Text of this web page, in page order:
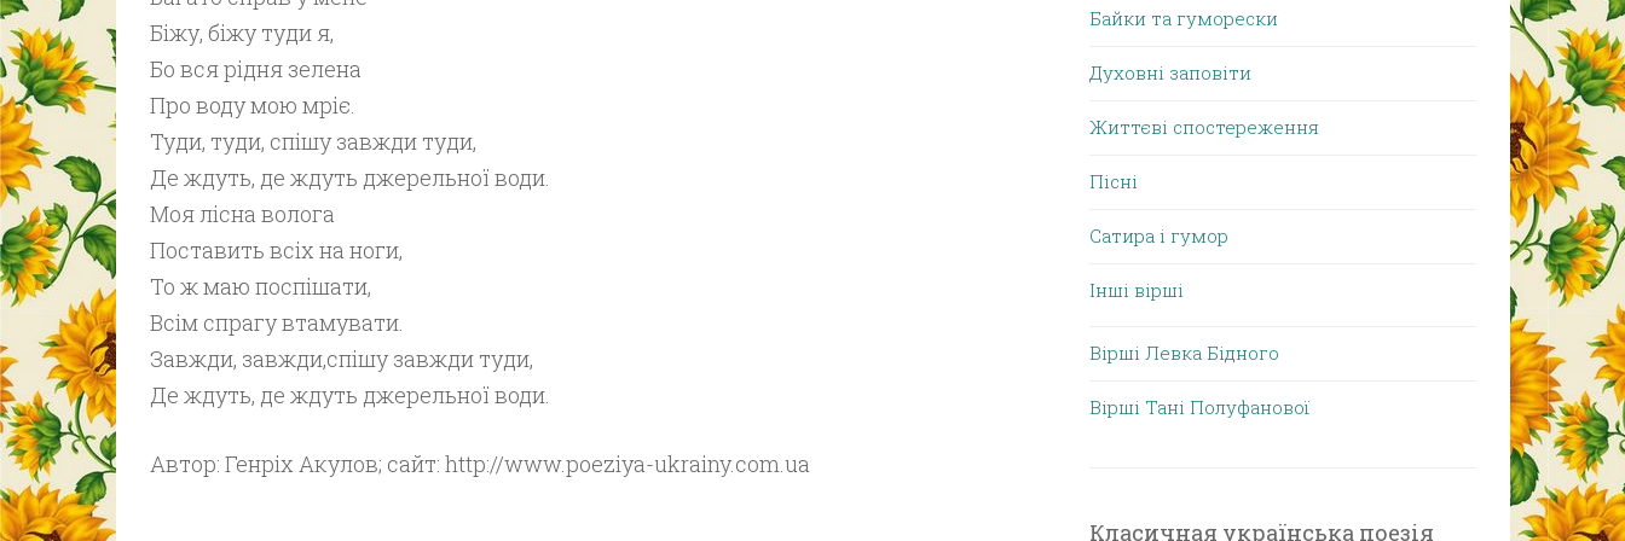
Біжу, біжу туди я,
Бо вся рідня зелена
Про воду мою мріє.
Туди, туди, спішу завжди туди,
Де ждуть, де ждуть джерельної води.
Моя лісна волога
Поставить всіх на ноги,
То ж маю поспішати,
Всім спрагу втамувати.
Завжди, завжди,спішу завжди туди,
Де ждуть, де ждуть джерельної води.
Автор: Генріх Акулов; сайт: http://www.poeziya-ukrainy.com.uа
Байки та гуморески
Духовні заповіти
Життєві спостереження
Пісні
Сатира і гумор
Інші вірші
Вірші Левка Бідного
Вірші Тані Полуфанової
Класичная українська поезія